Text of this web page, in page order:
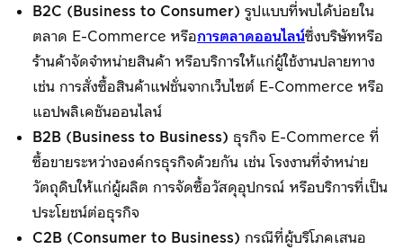
B2C (Business to Consumer) รูปแบบที่พบได้บ่อยใน
ตลาด E-Commerce หรือการตลาดออนไลน์ซึ่งบริษัทหรือ
ร้านค้าจัดจำหน่ายสินค้า หรือบริการให้แก่ผู้ใช้งานปลายทาง
เช่น การสั่งซื้อสินค้าแฟชั่นจากเว็บไซต์ E-Commerce หรือ
แอปพลิเคชันออนไลน์
B2B (Business to Business) ธุรกิจ E-Commerce ที่
ซื้อขายระหว่างองค์กรธุรกิจด้วยกัน เช่น โรงงานที่จำหน่าย
วัตถุดิบให้แก่ผู้ผลิต การจัดซื้อวัสดุอุปกรณ์ หรือบริการที่เป็น
ประโยชน์ต่อธุรกิจ
C2B (Consumer to Business) กรณีที่ผู้บริโภคเสนอ